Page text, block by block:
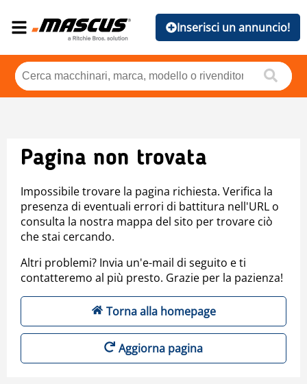
Inserisci un annuncio!
Pagina non trovata
Impossibile trovare la pagina richiesta. Verifica la
presenza di eventuali errori di battitura nell'URL o
consulta la nostra mappa del sito per trovare ciò
che stai cercando.
Altri problemi? Invia un'e-mail di seguito e ti
contatteremo al più presto. Grazie per la pazienza!
Torna alla homepage
Aggiorna pagina